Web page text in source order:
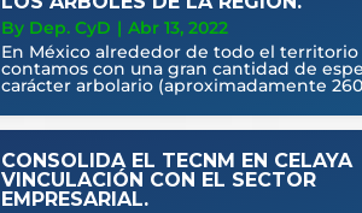
By Dep. CyD | Abr 13, 2022
En México alrededor de todo el territorio
contamos con una gran cantidad de
carácter arbolario (aproximadamente
CONSOLIDA EL TECNM EN CELAYA
VINCULACIÓN CON EL SECTOR
EMPRESARIAL.